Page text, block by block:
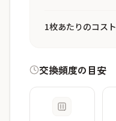
1枚あたりのコスト
交換頻度の目安